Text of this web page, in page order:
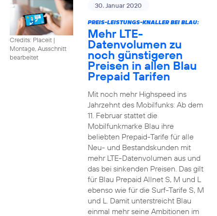
Credits: Placeit |
Montage, Ausschnitt
bearbeitet
30. Januar 2020
PREIS-LEISTUNGS-KNALLER BEI BLAU:
Mehr LTE-
Datenvolumen zu
noch günstigeren
Preisen in allen Blau
Prepaid Tarifen
Mit noch mehr Highspeed ins
Jahrzehnt des Mobilfunks: Ab dem
11. Februar stattet die
Mobilfunkmarke Blau ihre
beliebten Prepaid-Tarife für alle
Neu- und Bestandskunden mit
mehr LTE-Datenvolumen aus und
das bei sinkenden Preisen. Das gilt
für Blau Prepaid Allnet S, M und L
ebenso wie für die Surf-Tarife S, M
und L. Damit unterstreicht Blau
einmal mehr seine Ambitionen im